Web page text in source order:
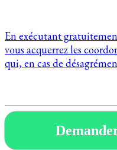
En exécutant
vous acquerrez les
qui, en cas de